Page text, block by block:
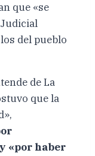
que «se
del pueblo
de La
que la
«por haber